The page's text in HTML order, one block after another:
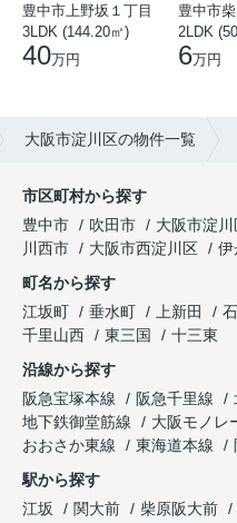
豊中市上野坂１丁目
3LDK (144.20㎡)
40万円
豊中市
2LDK
6万円
大阪市淀川区の物件一覧
市区町村から探す
豊中市
吹田市 大阪市淀川
川西市
大阪市西淀川区 伊
町名から探す
江坂町
垂水町 上新田
千里山西
東三国
十三東
沿線から探す
阪急宝塚本線
阪急千里線
地下鉄御堂筋線
大阪モノレ
おおさか東線
東海道本線
駅から探す
江坂
関大前 柴原阪大前